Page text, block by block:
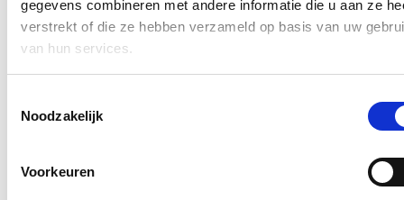
gegevens combineren met andere informatie die u aan ze
verstrekt of die ze hebben verzameld op basis van uw
van hun services.
Noodzakelijk
Voorkeuren
absoluut doen.”
Blijf op de hoogte